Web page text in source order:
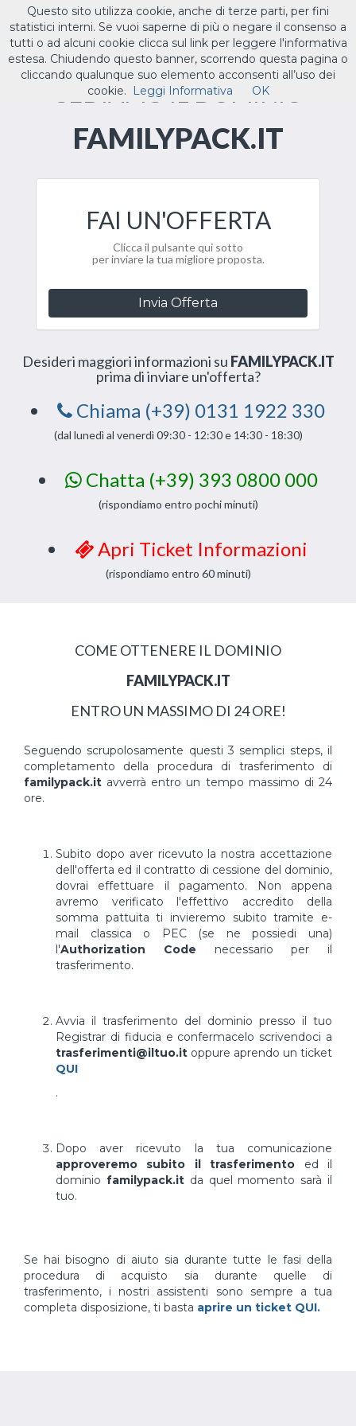
Toggle
ILTUO.IT
CEDIAMO IL DOMINIO
FAMILYPACK.IT
FAI UN'OFFERTA
Clicca il pulsante qui sotto
per inviare la tua migliore proposta.
Invia Offerta
Desideri maggiori informazioni su FAMILYPACK.IT
prima di inviare un'offerta?
Chiama (+39) 0131 1922 330
(dal lunedì al venerdì 09:30 - 12:30 e 14:30 - 18:30)
Chatta (+39) 393 0800 000
(rispondiamo entro pochi minuti)
Apri Ticket Informazioni
(rispondiamo entro 60 minuti)
COME OTTENERE IL DOMINIO
FAMILYPACK.IT
ENTRO UN MASSIMO DI 24 ORE!
Seguendo scrupolosamente questi 3 semplici steps, il
completamento della procedura di trasferimento di
familypack.it avverrà entro un tempo massimo di 24
ore.
Subito dopo aver ricevuto la nostra accettazione
dell'offerta ed il contratto di cessione del dominio,
dovrai effettuare il pagamento. Non appena
avremo verificato l'effettivo accredito della
somma pattuita ti invieremo subito tramite e-
mail classica o PEC (se ne possiedi una)
l'Authorization Code necessario per il
trasferimento.
Avvia il trasferimento del dominio presso il tuo
Registrar di fiducia e confermacelo scrivendoci a
trasferimenti@iltuo.it oppure aprendo un ticket
QUI
.
Dopo aver ricevuto la tua comunicazione
approveremo subito il trasferimento ed il
dominio familypack.itda quel momento sarà il
tuo.
Se hai bisogno di aiuto sia durante tutte le fasi della
procedura di acquisto sia durante quelle di
trasferimento, i nostri assistenti sono sempre a tua
completa disposizione, ti basta aprire un ticket QUI.
Questo sito utilizza cookie, anche di terze parti, per fini
statistici interni. Se vuoi saperne di più o negare il consenso a
tutti o ad alcuni cookie clicca sul link per leggere l'informativa
estesa. Chiudendo questo banner, scorrendo questa pagina o
cliccando qualunque suo elemento acconsenti all’uso dei
cookie.
Leggi Informativa OK